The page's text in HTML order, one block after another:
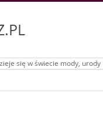
się w świecie mody, urody